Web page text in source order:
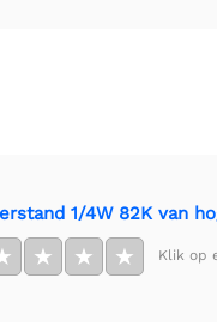
1/4W 82K van
★ ★ ★ Klik op